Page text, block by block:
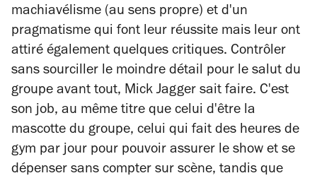
machiavélisme (au sens propre) et d'un
pragmatisme qui font leur réussite mais leur ont
attiré également quelques critiques. Contrôler
sans sourciller le moindre détail pour le salut du
groupe avant tout, Mick Jagger sait faire. C'est
son job, au même titre que celui d'être la
mascotte du groupe, celui qui fait des heures de
gym par jour pour pouvoir assurer le show et se
dépenser sans compter sur scène, tandis que